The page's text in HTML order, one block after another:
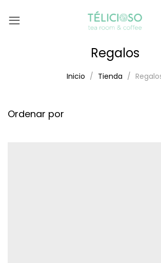
Regalos
Inicio Tienda
Ordenar por